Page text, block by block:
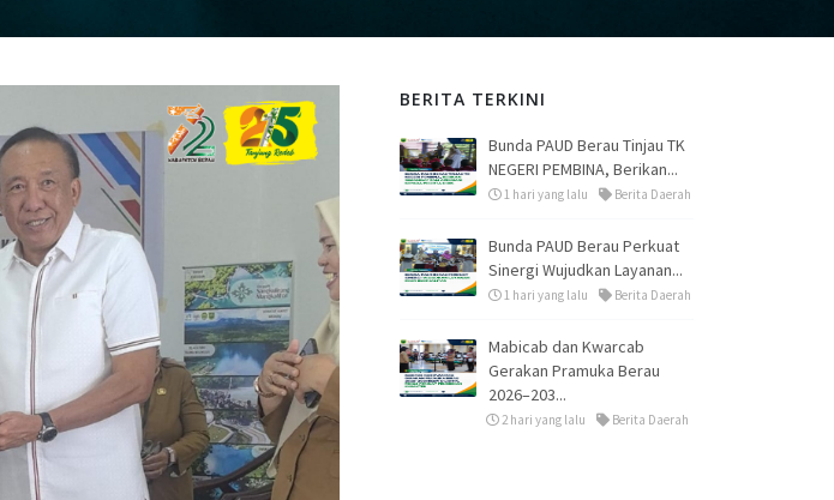
BERITA TERKINI
Bunda PAUD Berau Tinjau TK
NEGERI PEMBINA, Berikan...
1 hari yang lalu Berita Daerah
Bunda PAUD Berau Perkuat
Sinergi Wujudkan Layanan...
1 hari yang lalu Berita Daerah
Mabicab dan Kwarcab
Gerakan Pramuka Berau
2026–203...
2 hari yang lalu Berita Daerah